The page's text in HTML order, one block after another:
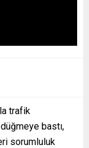
trafik
bastı,
sorumluluk